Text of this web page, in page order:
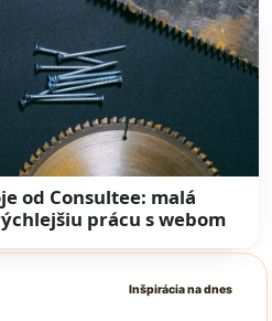
od Consultee: malá
prácu s webom